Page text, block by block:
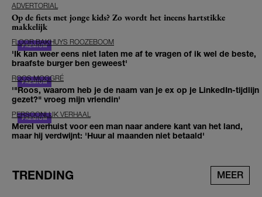
ADVERTORIAL
Op de fiets met jonge kids? Zo wordt het ineens hartstikke
makkelijk
FLOOR BAKHUYS ROOZEBOOM
'Ik kan weer eens niet laten me af te vragen of ik wel de beste,
braafste burger ben geweest'
ROOS MOGGRÉ
'"Roos, waarom heb je de naam van je ex op je LinkedIn-tijdlijn
gezet?" vroeg mijn vriendin'
PERSOONLIJK VERHAAL
Merel verhuist voor een man naar andere kant van het land,
maar hij verdwijnt: 'Huur al maanden niet betaald'
TRENDING MEER